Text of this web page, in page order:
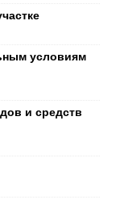
условиям
и средств